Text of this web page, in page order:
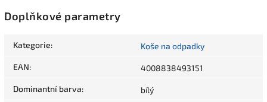
Doplňkové parametry
Kategorie: Koše na odpadky
EAN: 4008838493151
Dominantní barva: bílý